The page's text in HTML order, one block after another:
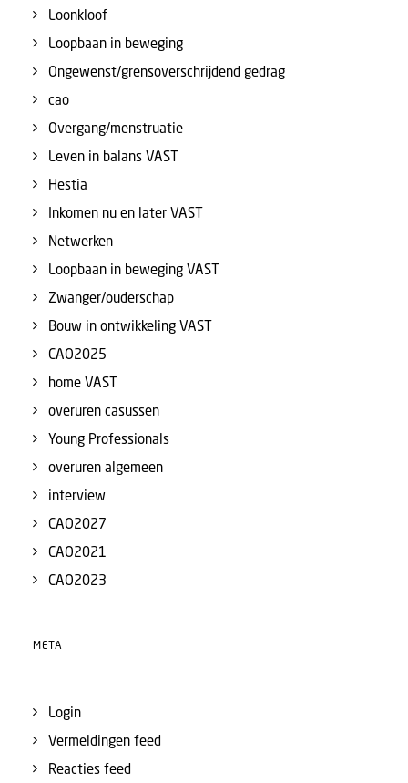
Loonkloof
Loopbaan in beweging
Ongewenst/grensoverschrijdend gedrag
cao
Overgang/menstruatie
Leven in balans VAST
Hestia
Inkomen nu en later VAST
Netwerken
Loopbaan in beweging VAST
Zwanger/ouderschap
Bouw in ontwikkeling VAST
CAO2025
home VAST
overuren casussen
Young Professionals
overuren algemeen
interview
CAO2027
CAO2021
CAO2023
META
Login
Vermeldingen feed
Reacties feed